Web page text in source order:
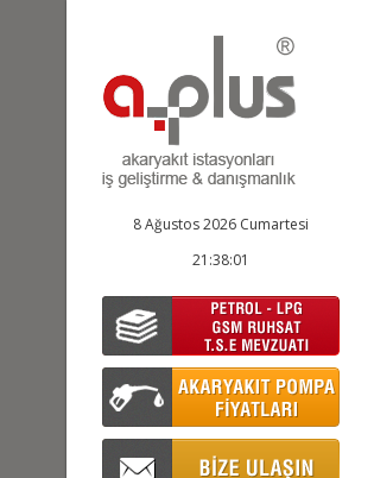
8 Ağustos 2026 Cumartesi
21:38:02